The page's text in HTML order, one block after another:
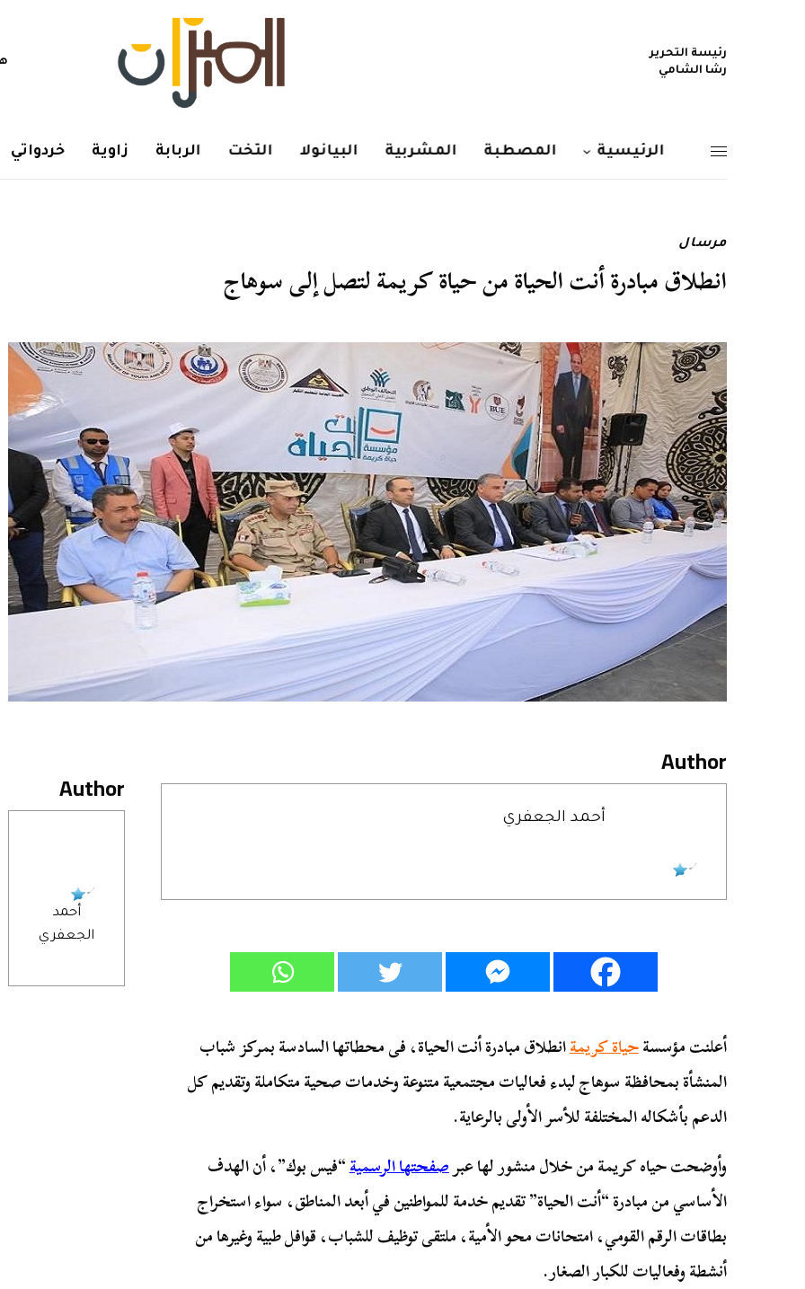
رئيسة التحرير
رشا الشامي
الرئيسية المصطبة المشربية البيانولا التخت الربابة زاوية خردواتي
مرسال
انطلاق مبادرة أنت الحياة من حياة كريمة لتصل إلى سوهاج
Author
أحمد
الجعفري
Author
أحمد الجعفري
أعلنت مؤسسةحياة كريمةانطلاق مبادرة أنت الحياة، فى محطاتها السادسة بمركز شباب
المنشأة بمحافظة سوهاج لبدء فعاليات مجتمعية متنوعة وخدمات صحية متكاملة وتقديم كل
الدعم بأشكاله المختلفة للأسر الأولى بالرعاية.
وأوضحت حياه كريمة من خلال منشور لها عبرصفحتها الرسمية“فيس بوك”، أن الهدف
الأساسي من مبادرة “أنت الحياة” تقديم خدمة للمواطنين في أبعد المناطق، سواء استخراج
بطاقات الرقم القومي، امتحانات محو الأمية، ملتقى توظيف للشباب، قوافل طبية وغيرها من
أنشطة وفعاليات للكبار الصغار.